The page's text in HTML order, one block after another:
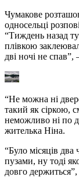
Чумакове
односельці
“Тиждень назад
плівкою
дві ночі не спав”,
“Не можна ні
такий як сіркою,
неможливо ні по
жителька Ніна.
“Було місяців
пузами, ну тоді
довго